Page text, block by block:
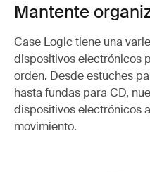
Mantente
Case Logic tiene una
dispositivos electrónicos
orden. Desde estuches
hasta fundas para CD,
dispositivos electrónicos
movimiento.